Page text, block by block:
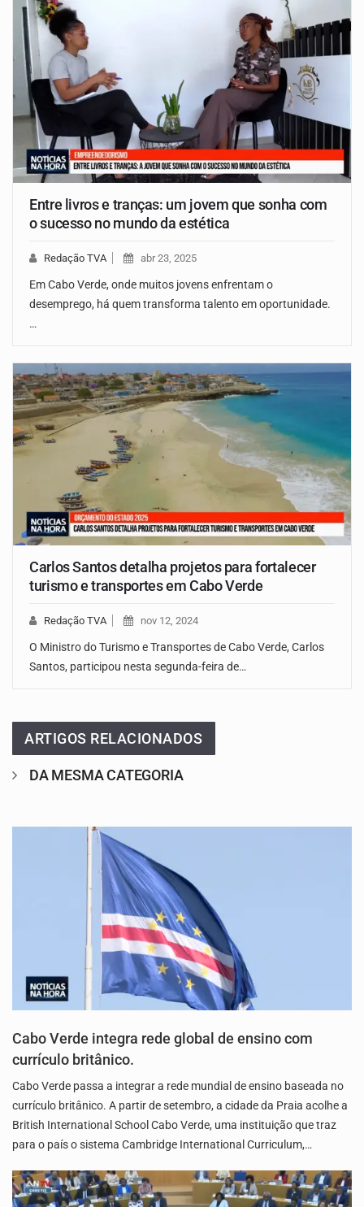
Entre livros e tranças: um jovem que sonha com
o sucesso no mundo da estética
Redação TVA abr 23, 2025
Em Cabo Verde, onde muitos jovens enfrentam o
desemprego, há quem transforma talento em oportunidade.
…
Carlos Santos detalha projetos para fortalecer
turismo e transportes em Cabo Verde
Redação TVA nov 12, 2024
O Ministro do Turismo e Transportes de Cabo Verde, Carlos
Santos, participou nesta segunda-feira de…
ARTIGOS RELACIONADOS
DA MESMA CATEGORIA
Cabo Verde integra rede global de ensino com
currículo britânico.
Cabo Verde passa a integrar a rede mundial de ensino baseada no
currículo britânico. A partir de setembro, a cidade da Praia acolhe a
British International School Cabo Verde, uma instituição que traz
para o país o sistema Cambridge International Curriculum,…